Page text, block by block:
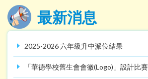
最新消息
2025-2026 六年級升中派位結果
「華德學校舊生會會徽(Logo)」設計比賽